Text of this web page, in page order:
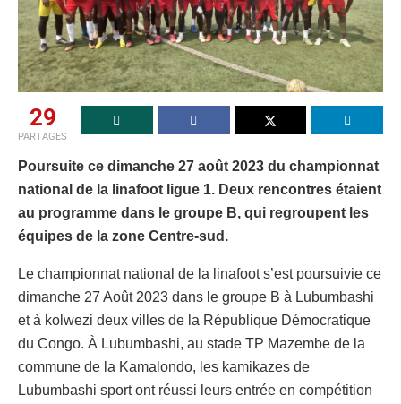
29
PARTAGES
Poursuite ce dimanche 27 août 2023 du championnat
national de la linafoot ligue 1. Deux rencontres étaient
au programme dans le groupe B, qui regroupent les
équipes de la zone Centre-sud.
Le championnat national de la linafoot s’est poursuivie ce
dimanche 27 Août 2023 dans le groupe B à Lubumbashi
et à kolwezi deux villes de la République Démocratique
du Congo. À Lubumbashi, au stade TP Mazembe de la
commune de la Kamalondo, les kamikazes de
Lubumbashi sport ont réussi leurs entrée en compétition